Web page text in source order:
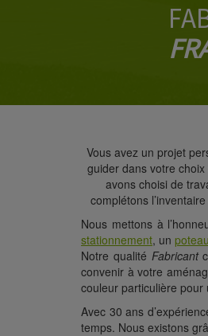
Vous avez un projet
guider dans votre
avons choisi de
complétons
Nous mettons à
stationnement, un poteau
Notre qualité Fabricant
convenir à votre
couleur particulière pour
Avec 30 ans
temps. Nous existons